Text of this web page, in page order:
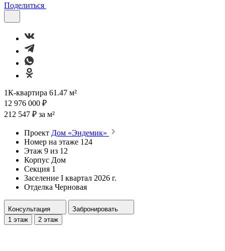
Поделиться
1К-квартира 61.47 м²
12 976 000 ₽
212 547 ₽ за м²
Проект Дом «Эндемик»
Номер на этаже 124
Этаж 9 из 12
Корпус Дом
Секция 1
Заселение I квартал 2026 г.
Отделка Черновая
Консультация
Забронировать
1 этаж
2 этаж